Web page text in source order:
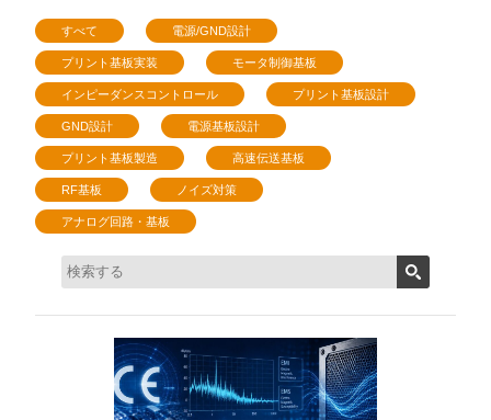
すべて 電源/GND設計
プリント基板実装 モータ制御基板
インピーダンスコントロール プリント基板設計
GND設計 電源基板設計
プリント基板製造 高速伝送基板
RF基板 ノイズ対策
アナログ回路・基板